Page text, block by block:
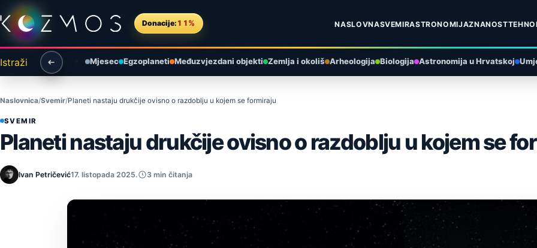
Preskoči na sadržaj
Donacije: 11% NASLOVNASVEMIRASTRONOMIJAZNANOST
Istraži Mjesec Egzoplaneti Međuzvjezdani objekti Zemlja i okoliš Arheologija Biologija Astronomija u Hrvatskoj
Naslovnica Svemir Planeti nastaju drukčije ovisno o razdoblju u kojem se formiraju
SVEMIR
Planeti nastaju drukčije ovisno o razdoblju u kojem se
Ivan Petričević17. listopada 2025. 3 min čitanja